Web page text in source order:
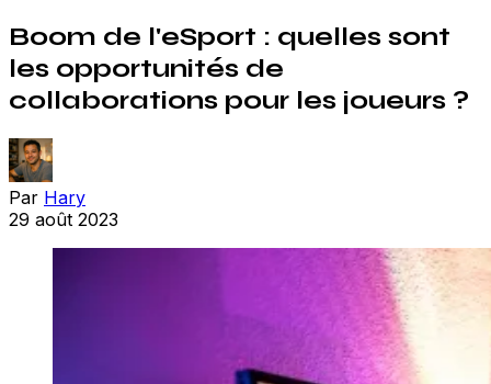
Boom de l'eSport : quelles sont
les opportunités de
collaborations pour les joueurs ?
Par Hary
29 août 2023